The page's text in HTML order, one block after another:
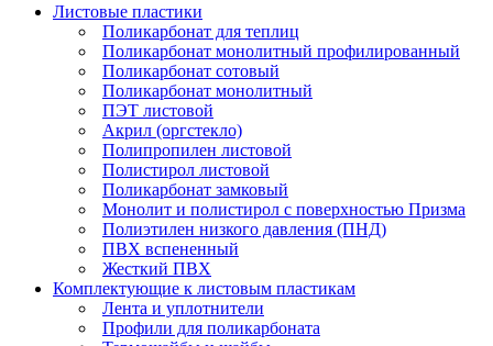
Листовые пластики
Поликарбонат для теплиц
Поликарбонат монолитный профилированный
Поликарбонат сотовый
Поликарбонат монолитный
ПЭТ листовой
Акрил (оргстекло)
Полипропилен листовой
Полистирол листовой
Поликарбонат замковый
Монолит и полистирол с поверхностью Призма
Полиэтилен низкого давления (ПНД)
ПВХ вспененный
Жесткий ПВХ
Комплектующие к листовым пластикам
Лента и уплотнители
Профили для поликарбоната